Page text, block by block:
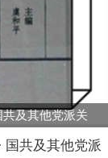
共及其他党派关
国共及其他党派